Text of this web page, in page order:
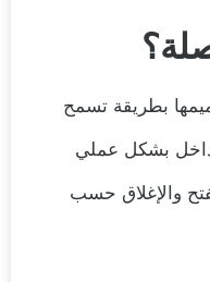
بطريقة تسمح
بشكل عملي
والإغلاق حسب